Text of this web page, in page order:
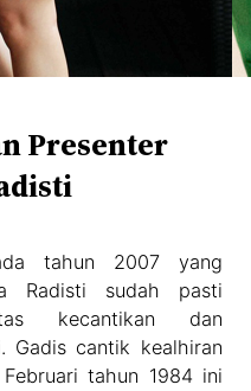
Presenter
tahun 2007 yang
Radisti sudah pasti
kecantikan dan
Gadis cantik kealhiran
tahun 1984 ini